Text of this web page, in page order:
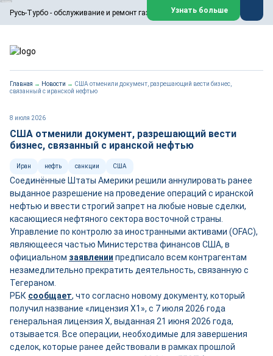
Русь-Турбо - обслуживание и ремонт газовых паровых турбин
ООО «Русь-Турбо» занимается сервисом газовых и паровых
турбин, комплексным ремонтом, восстановлением,
техническим обслуживанием оборудования ТЭС,
работают на нефтегазовых, нефтехимических,
металлургических и других предприятиях.
Реклама. ООО «Русь-Турбо», ИНН 7802588950
erid: F7NfYUJCUneVdwPs4znf
Узнать больше
Главная → Новости → США отменили документ, разрешающий вести бизнес,
связанный с иранской нефтью
8 июля 2026
США отменили документ, разрешающий вести
бизнес, связанный с иранской нефтью
Иран нефть санкции США
Соединённые Штаты Америки решили аннулировать ранее
выданное разрешение на проведение операций с иранской
нефтью и ввести строгий запрет на любые новые сделки,
касающиеся нефтяного сектора восточной страны.
Управление по контролю за иностранными активами (OFAC),
являющееся частью Министерства финансов США, в
официальном заявлении предписало всем контрагентам
незамедлительно прекратить деятельность, связанную с
Тегераном.
РБК сообщает, что согласно новому документу, который
получил название «лицензия X1», с 7 июля 2026 года
генеральная лицензия X, выданная 21 июня 2026 года,
отзывается. Все операции, необходимые для завершения
сделок, которые ранее действовали в рамках прошлой